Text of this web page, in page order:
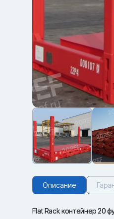
Описание
Flat Rack контейнер 20